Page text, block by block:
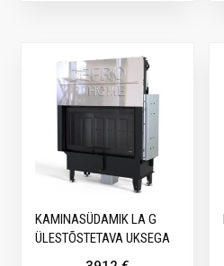
KAMINASÜDAMIK LA G
ÜLESTÕSTETAVA UKSEGA